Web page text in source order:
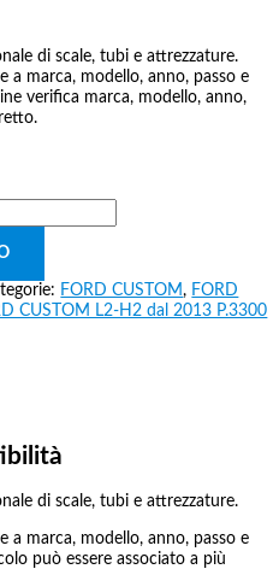
di scale, tubi e attrezzature.
a marca, modello, anno, passo e
verifica marca, modello, anno,
FORD CUSTOM, FORD
CUSTOM L2-H2 dal 2013 P.3300
di scale, tubi e attrezzature.
a marca, modello, anno, passo e
può essere associato a più